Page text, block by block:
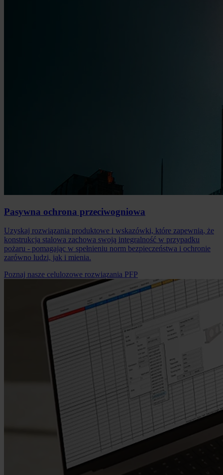
Pasywna ochrona przeciwogniowa
Uzyskaj rozwiązania produktowe i wskazówki, które zapewnią, że
konstrukcja stalowa zachowa swoją integralność w przypadku
pożaru - pomagając w spełnieniu norm bezpieczeństwa i ochronie
zarówno ludzi, jak i mienia.
Poznaj nasze celulozowe rozwiązania PFP